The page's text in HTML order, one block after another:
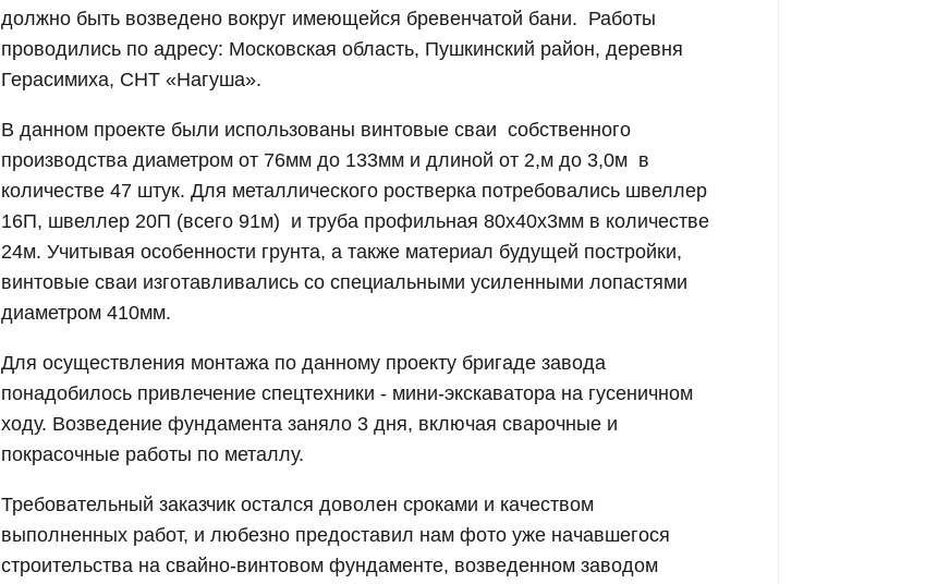
должно быть возведено вокруг имеющейся бревенчатой бани. Работы
проводились по адресу: Московская область, Пушкинский район, деревня
Герасимиха, СНТ «Нагуша».
В данном проекте были использованы винтовые сваи собственного
производства диаметром от 76мм до 133мм и длиной от 2,м до 3,0м в
количестве 47 штук. Для металлического ростверка потребовались швеллер
16П, швеллер 20П (всего 91м) и труба профильная 80х40х3мм в количестве
24м. Учитывая особенности грунта, а также материал будущей постройки,
винтовые сваи изготавливались со специальными усиленными лопастями
диаметром 410мм.
Для осуществления монтажа по данному проекту бригаде завода
понадобилось привлечение спецтехники - мини-экскаватора на гусеничном
ходу. Возведение фундамента заняло 3 дня, включая сварочные и
покрасочные работы по металлу.
Требовательный заказчик остался доволен сроками и качеством
выполненных работ, и любезно предоставил нам фото уже начавшегося
строительства на свайно-винтовом фундаменте, возведенном заводом